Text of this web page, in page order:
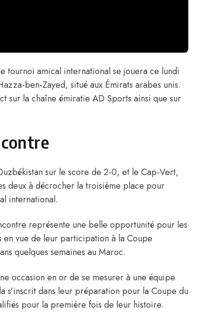
tournoi amical international se jouera ce lundi
ben-Zayed, situé aux Émirats arabes unis.
sur la chaîne émiratie AD Sports ainsi que sur
sur le score de 2-0, et le Cap-Vert,
deux à décrocher la troisième place pour
international.
représente une belle opportunité pour les
en vue de leur participation à la Coupe
quelques semaines au Maroc.
occasion en or de se mesurer à une équipe
s’inscrit dans leur préparation pour la Coupe du
pour la première fois de leur histoire.